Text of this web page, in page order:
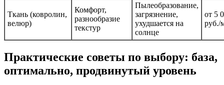
Ткань (ковролин,
велюр)
Комфорт,
разнообразие
текстур
Пылеобразование,
загрязнение,
ухудшается на
солнце
от 5
руб./
Практические советы по выбору: база,
оптимально, продвинутый уровень